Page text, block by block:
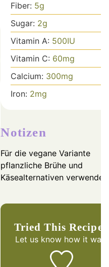
Fiber: 5g
Sugar: 2g
Vitamin A: 500IU
Vitamin C: 60mg
Calcium: 300mg
Iron: 2mg
Notizen
Für die vegane Variante
pflanzliche Brühe und
Käsealternativen
Tried This Recipe?
Let us know how it was!